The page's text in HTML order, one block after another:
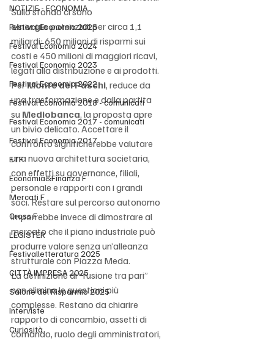
NOTIZIE - ECONOMIA
Festival Economia 2025
Festival Economia 2024
Festival Economia 2023
Festival Economia 2022
Festival Economia 2018 - comunicati
Festival Economia 2017 - comunicati
Festival Economia 2017
ETF
Economia&Finanza F
Mercati F
Cross F
LEGISTER
Festivalletteratura 2025
CITTÀ IMPRESA 2025
Salone del Risparmio 2025
Interviste
Curiosità
Sullo sfondo ci sono
sinergie potenziali per circa 1,1
miliardi: 650 milioni di risparmi sui
costi e 450 milioni di maggiori ricavi,
legati alla distribuzione e ai prodotti.
Per Monte dei Paschi, reduce da
una trasformazione e dalla partita
su Mediobanca, la proposta apre
un bivio delicato. Accettare il
confronto significherebbe valutare
una nuova architettura societaria,
con effetti su governance, filiali,
personale e rapporti con i grandi
soci. Restare sul percorso autonomo
imporrebbe invece di dimostrare al
mercato che il piano industriale può
produrre valore senza un’alleanza
strutturale con Piazza Meda.
La definizione di “fusione tra pari”
non elimina le questioni più
complesse. Restano da chiarire
rapporto di concambio, assetti di
comando, ruolo degli amministratori,